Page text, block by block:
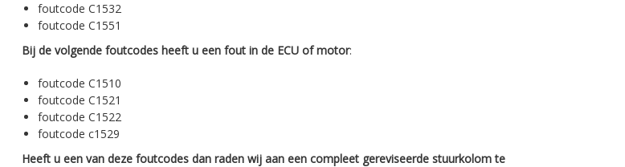
foutcode C1532
foutcode C1551
Bij de volgende foutcodes heeft u een fout in de ECU of motor:
foutcode C1510
foutcode C1521
foutcode C1522
foutcode c1529
Heeft u een van deze foutcodes dan raden wij aan een compleet gereviseerde stuurkolom te